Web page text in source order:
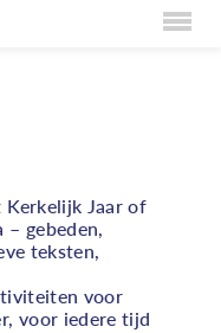
Kerkelijk Jaar of
– gebeden,
teksten,
voor
voor iedere tijd